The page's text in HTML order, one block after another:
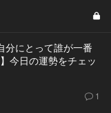
分にとって誰が一番
今日の運勢をチェッ
1